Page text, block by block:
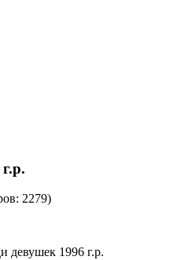
2279)
девушек 1996 г.р.